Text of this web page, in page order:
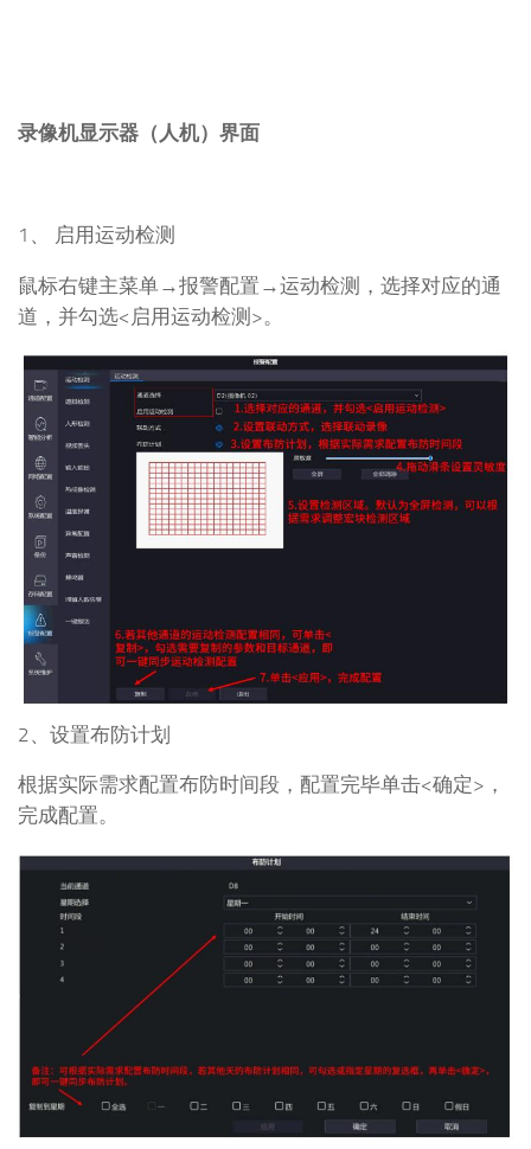
录像机显示器（人机）界面
1、 启用运动检测
鼠标右键主菜单→报警配置→运动检测，选择对应的通
道，并勾选<启用运动检测>。
2、设置布防计划
根据实际需求配置布防时间段，配置完毕单击<确定>，
完成配置。